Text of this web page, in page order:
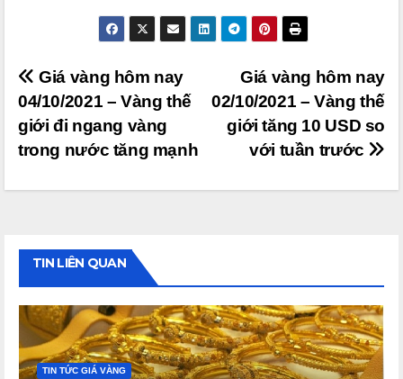
Điều
hướng
bài
viết
Giá vàng hôm nay
02/10/2021 – Vàng thế
giới tăng 10 USD so
với tuần trước
Giá vàng hôm nay
04/10/2021 – Vàng thế
giới đi ngang vàng
trong nước tăng mạnh
TIN LIÊN QUAN
TIN TỨC GIÁ VÀNG